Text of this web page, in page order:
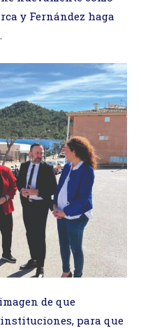
y Fernández haga
de que
para que